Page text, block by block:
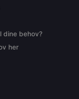
dine behov?
her